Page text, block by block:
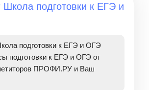
Школа подготовки к ЕГЭ и
подготовки к ЕГЭ и ОГЭ
подготовки к ЕГЭ и ОГЭ от
ПРОФИ.РУ и Ваш